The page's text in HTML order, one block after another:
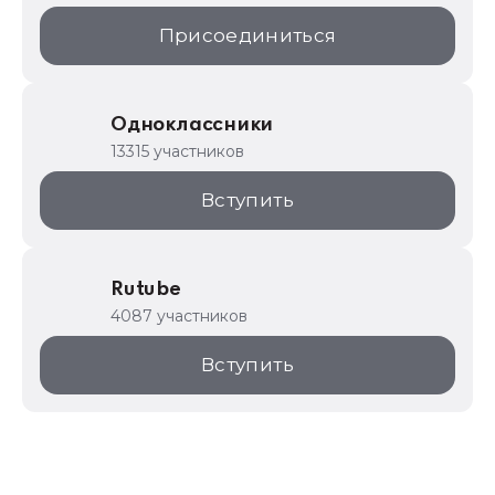
Присоединиться
Одноклассники
13315 участников
Вступить
Rutube
4087 участников
Вступить